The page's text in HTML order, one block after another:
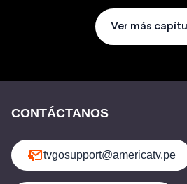
Ver más
CONTÁCTANOS
tvgosupport@americatv.pe